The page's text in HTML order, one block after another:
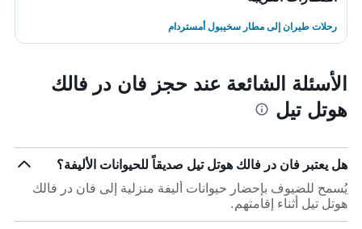
رحلات طيران إلى مطار سخيبول أمستردام
الأسئلة الشائعة عند حجز فان در فالك
هوتل تيل
هل يعتبر فان در فالك هوتل تيل صديقاً للحيوانات الأليفة؟
يُسمح للضيوف بإحضار حيوانات أليفة منزلية إلى فان در فالك
هوتل تيل أثناء إقامتهم.